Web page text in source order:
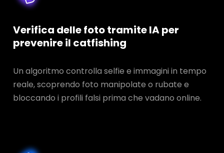
Verifica delle foto tramite IA per
prevenire il catfishing
Un algoritmo controlla selfie e immagini in tempo
reale, scoprendo foto manipolate o rubate e
bloccando i profili falsi prima che vadano online.